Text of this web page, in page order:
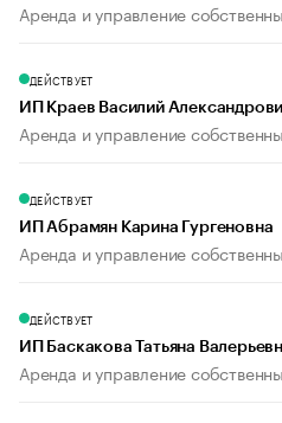
Аренда и управление
ДЕЙСТВУЕТ
ИП Краев Василий
Аренда и управление
ДЕЙСТВУЕТ
ИП Абрамян Карина Гургеновна
Аренда и управление
ДЕЙСТВУЕТ
ИП Баскакова Татьяна
Аренда и управление